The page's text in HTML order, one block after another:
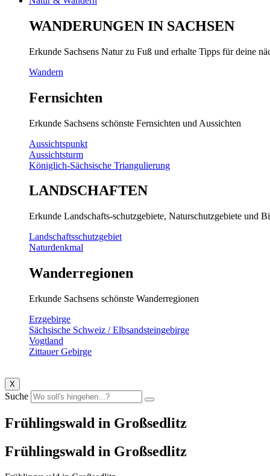
WANDERUNGEN IN SACHSEN
Erkunde Sachsens Natur zu Fuß und erhalte Tipps für deine
Wandern
Fernsichten
Erkunde Sachsens schönste Fernsichten und Aussichten
Aussichtspunkt
Aussichtsturm
Königlich-Sächsische Triangulierung
LANDSCHAFTEN
Erkunde Landschafts-schutzgebiete, Naturschutzgebiete und
Landschaftsschutzgebiet
Naturdenkmal
Wanderregionen
Erkunde Sachsens schönste Wanderregionen
Erzgebirge
Sächsische Schweiz / Elbsandsteingebirge
Vogtland
Zittauer Gebirge
X
Suche
Frühlingswald in Großsedlitz
Frühlingswald in Großsedlitz